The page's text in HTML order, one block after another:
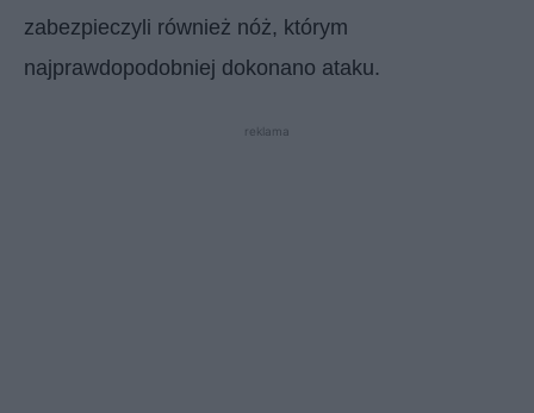
zabezpieczyli również nóż, którym
najprawdopodobniej dokonano ataku.
reklama